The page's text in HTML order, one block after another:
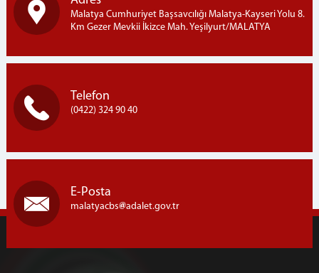
Malatya Cumhuriyet Başsavcılığı Malatya-Kayseri Yolu 8.
Km Gezer Mevkii İkizce Mah. Yeşilyurt/MALATYA
Telefon
(0422) 324 90 40
E-Posta
malatyacbs adalet.gov.tr